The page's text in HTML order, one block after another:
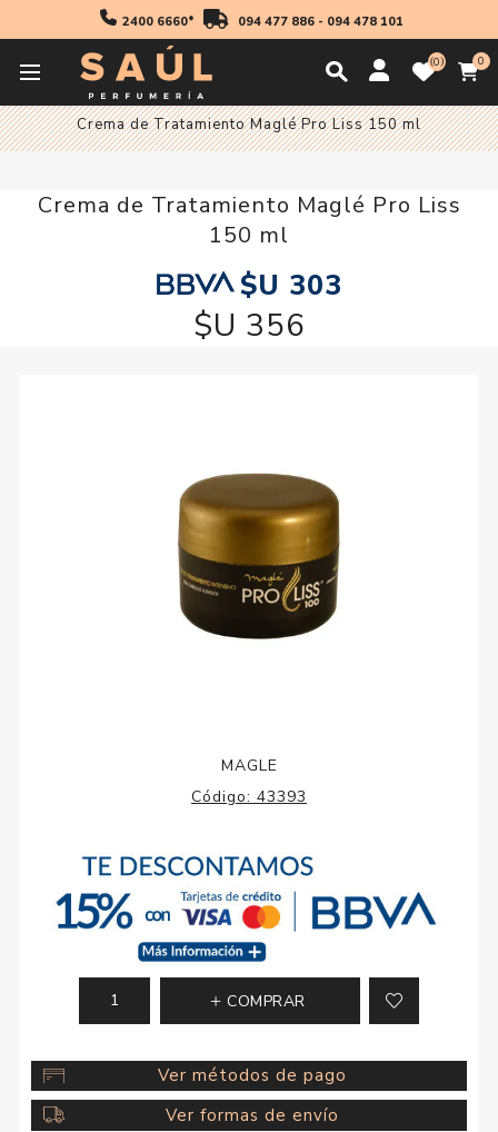
2400 6660* 094 477 886- 094 478 101
0 0
Inicio Cabello
Crema de Tratamiento Maglé Pro Liss 150 ml
Crema de Tratamiento Maglé Pro Liss
150 ml
$U 303
$U 356
MAGLE
Código: 43393
COMPRAR
Ver métodos de pago
Ver formas de envío